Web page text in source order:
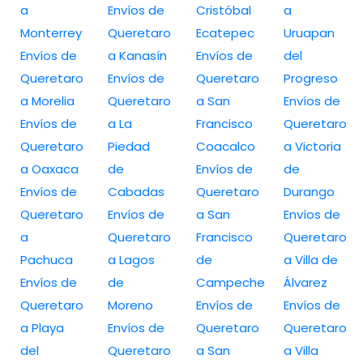
a
Monterrey
Envíos de
Queretaro
a Morelia
Envíos de
Queretaro
a Oaxaca
Envíos de
Queretaro
a
Pachuca
Envíos de
Queretaro
a Playa
del
Envíos de
Queretaro
a Kanasín
Envíos de
Queretaro
a La
Piedad
de
Cabadas
Envíos de
Queretaro
a Lagos
de
Moreno
Envíos de
Queretaro
Cristóbal
Ecatepec
Envíos de
Queretaro
a San
Francisco
Coacalco
Envíos de
Queretaro
a San
Francisco
de
Campeche
Envíos de
Queretaro
a San
a
Uruapan
del
Progreso
Envíos de
Queretaro
a Victoria
de
Durango
Envíos de
Queretaro
a Villa de
Álvarez
Envíos de
Queretaro
a Villa